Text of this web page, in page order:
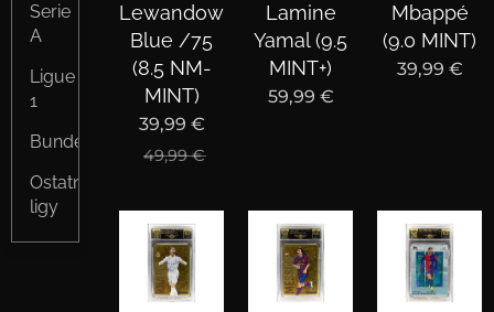
Serie
A
Ligue
1
Bundesliga
Ostatné
ligy
Lewandowski
Blue /75
(8.5 NM-
MINT)
39,99 €
49,99€
Lamine
Yamal (9.5
MINT+)
59,99 €
Mbappé
(9.0 MINT)
39,99 €